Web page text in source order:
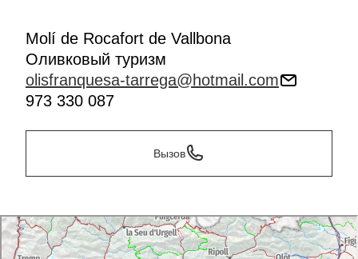
Molí de Rocafort de Vallbona
Оливковый туризм
olisfranquesa-tarrega@hotmail.com
973 330 087
Вызов